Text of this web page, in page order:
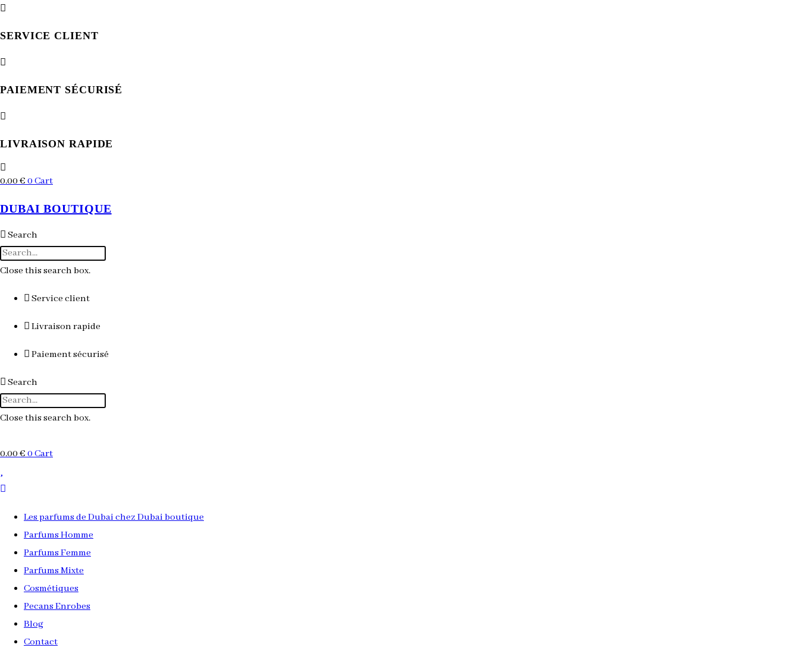
Skip
SERVICE CLIENT
PAIEMENT SÉCURISÉ
LIVRAISON RAPIDE
0.00€0Cart
DUBAI BOUTIQUE
Search
Close this search box.
Service client
Livraison rapide
Paiement sécurisé
Search
Close this search box.
0.00€0Cart
Les parfums de Dubai chez Dubai boutique
Parfums Homme
Parfums Femme
Parfums Mixte
Cosmétiques
Pecans Enrobes
Blog
Contact